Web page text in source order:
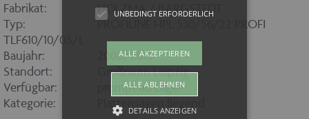
Fabrikat:
HOLZMA / BARGSTEDT
Typ:
PROFILINE HPL 530/56/22 PROFI
TLF610/10/05/L
Baujahr:
2008/2013
Standort:
Großraum Leipzig
Verfügbar:
prompt ab Lager
Kategorie:
Plattensägen liegend
UNBEDINGT ERFORDERLICH
ALLE AKZEPTIEREN
ALLE ABLEHNEN
DETAILS ANZEIGEN